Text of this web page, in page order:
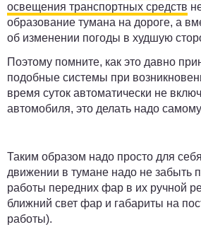
освещения транспортных средств
образование тумана на дороге, а
об изменении погоды в худшую
Поэтому помните, как это давно
подобные системы при
время суток автоматически не
автомобиля, это делать надо
Таким образом надо просто для
движении в тумане надо не забыть
работы передних фар в их ручной
ближний свет фар и габариты на
работы).